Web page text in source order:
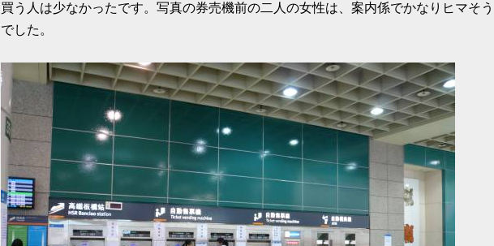
買う人は少なかったです。写真の券売機前の二人の女性は、案内係でかなりヒマそう
でした。